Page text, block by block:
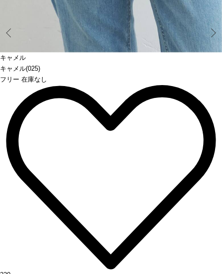
キャメル
キャメル(025)
フリー 在庫なし